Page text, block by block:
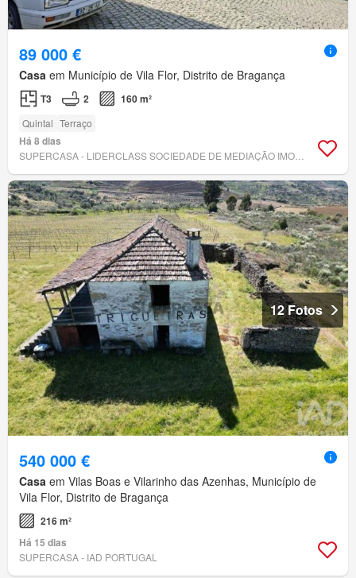
89 000 €
Casa em Município de Vila Flor, Distrito de Bragança
T3 2 160 m²
Quintal Terraço
Há 8 dias
12 Fotos
540 000 €
Casa em Vilas Boas e Vilarinho das Azenhas, Município de
Vila Flor, Distrito de Bragança
216 m²
Há 15 dias
SUPERCASA - IAD PORTUGAL